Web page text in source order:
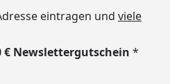
eintragen und viele
€ Newslettergutschein *